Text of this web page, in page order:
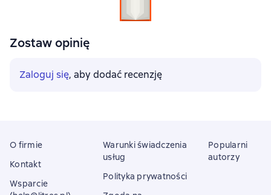
Zostaw opinię
Zaloguj się, aby dodać recenzję
O firmie
Kontakt
Wsparcie
Warunki świadczenia
usług
Polityka prywatności
Popularni
autorzy